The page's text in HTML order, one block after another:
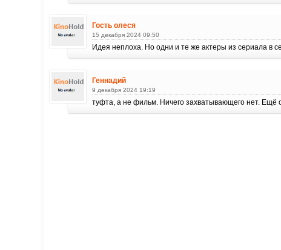
Гость олеся
15 декабря 2024 09:50
Идея неплоха. Но одни и те же актеры из сериала в
Геннадий
9 декабря 2024 19:19
туфта, а не фильм. Ничего захватывающего нет. Ещё